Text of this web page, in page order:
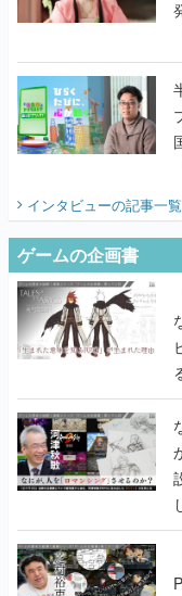
インタビューの記事一覧
ゲームの企画書